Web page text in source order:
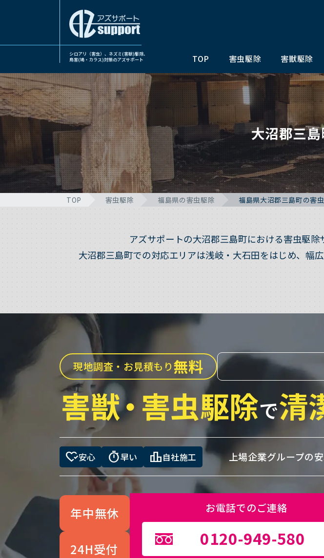
シロアリ（害虫）、ネズミ(害獣)駆除、
鳥害(鳩・カラス)対策のアズサポート
TOP 害虫駆除 害獣駆除
大沼郡三
TOP 害虫駆除 福島県の害虫駆除 福島県大沼郡三島町の害
アズサポートの大沼郡三島町における害虫駆除
大沼郡三島町での対応エリアは浅岐・大石田をはじめ、幅
現地調査・お見積もり無料
害獣・害虫駆除で清
heart_check安心 timer早い leaderboard自社施工 上場企業グループの安
年中無休
24H受付
お電話でのご連絡
0120-949-580